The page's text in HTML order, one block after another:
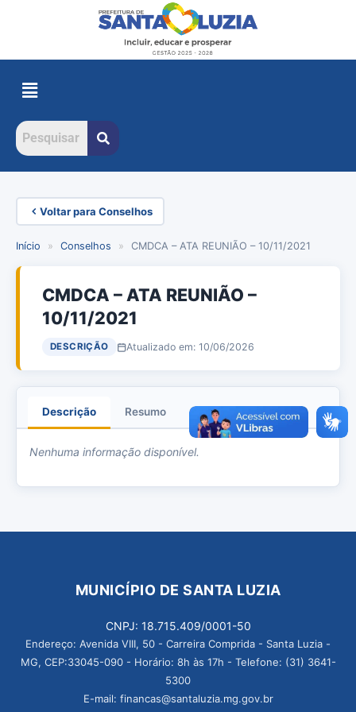
Voltar para Conselhos
Início » Conselhos » CMDCA – ATA REUNIÃO – 10/11/2021
CMDCA – ATA REUNIÃO –
10/11/2021
DESCRIÇÃO Atualizado em: 10/06/2026
Descrição Resumo Anexos
Nenhuma informação disponível.
MUNICÍPIO DE SANTA LUZIA
CNPJ: 18.715.409/0001-50
Endereço: Avenida VIII, 50 - Carreira Comprida - Santa Luzia -
MG, CEP:33045-090 - Horário: 8h às 17h - Telefone: (31) 3641-
5300
E-mail: financas@santaluzia.mg.gov.br